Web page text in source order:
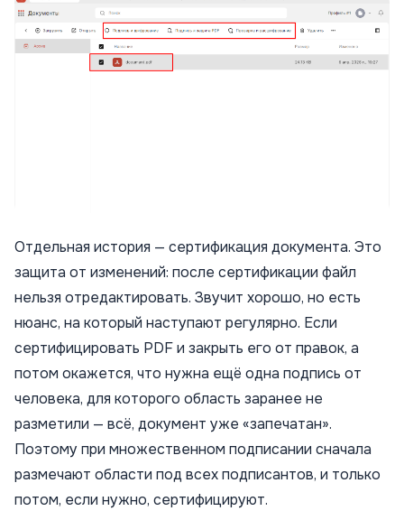
Отдельная история — сертификация документа. Это
защита от изменений: после сертификации файл
нельзя отредактировать. Звучит хорошо, но есть
нюанс, на который наступают регулярно. Если
сертифицировать PDF и закрыть его от правок, а
потом окажется, что нужна ещё одна подпись от
человека, для которого область заранее не
разметили — всё, документ уже «запечатан».
Поэтому при множественном подписании сначала
размечают области под всех подписантов, и только
потом, если нужно, сертифицируют.